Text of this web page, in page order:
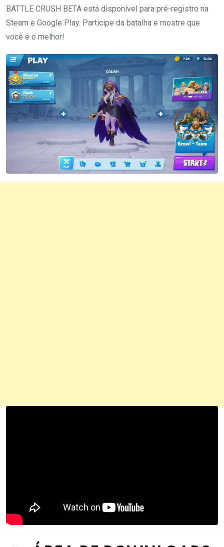
BATTLE CRUSH BETA está disponível para pré-registro na
Steam e Google Play. Participe da batalha e mostre que
você é o melhor!